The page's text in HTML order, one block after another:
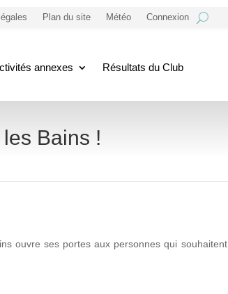
Plan du site Météo Connexion
annexes Résultats du Club
Bains !
ouvre ses portes aux personnes qui souhaitent